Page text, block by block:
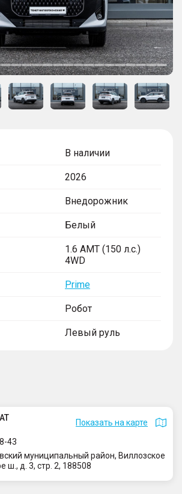
В наличии
2026
Внедорожник
Белый
1.6 AMT (150 л.с.)
4WD
Prime
Робот
Левый руль
Показать на карте
43
муниципальный район, Виллозское
ш., д. 3, стр. 2, 188508